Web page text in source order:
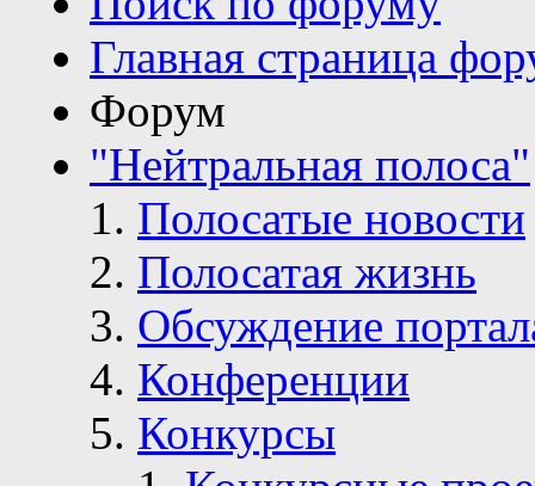
Главная страница
Форум
"Нейтральная полоса"
Полосатые новости
Полосатая жизнь
Обсуждение
Конференции
Конкурсы